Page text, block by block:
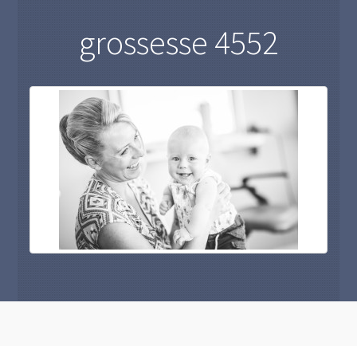
grossesse 4552